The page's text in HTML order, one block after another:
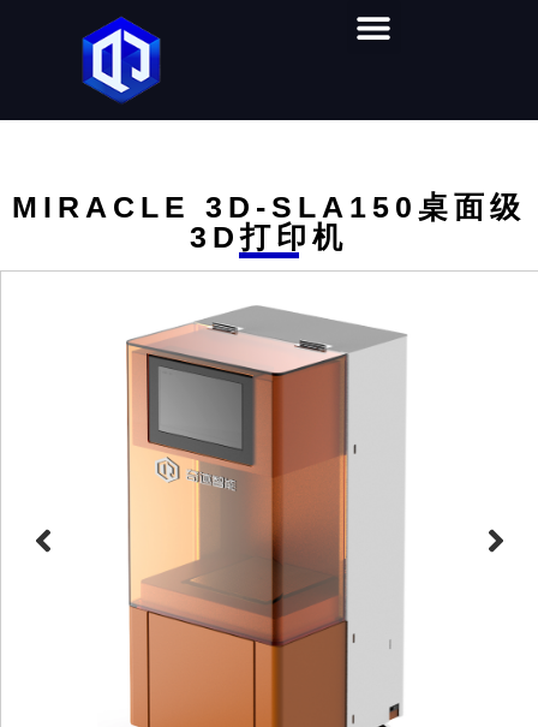
MIRACLE 3D-SLA150桌面级
3D打印机